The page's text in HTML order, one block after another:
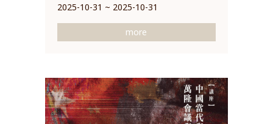
2025-10-31 ~ 2025-10-31
more